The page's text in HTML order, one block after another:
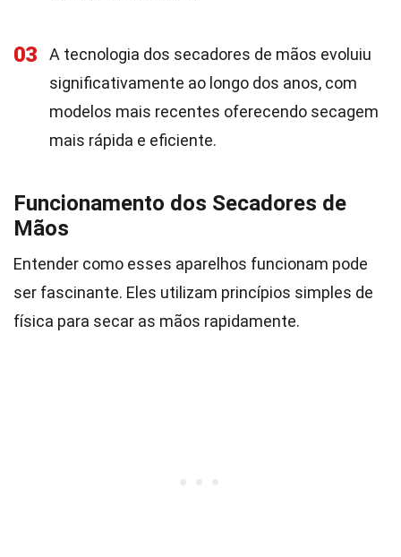
03
A tecnologia dos secadores de mãos evoluiu
significativamente ao longo dos anos, com
modelos mais recentes oferecendo secagem
mais rápida e eficiente.
Funcionamento dos Secadores de
Mãos
Entender como esses aparelhos funcionam pode
ser fascinante. Eles utilizam princípios simples de
física para secar as mãos rapidamente.